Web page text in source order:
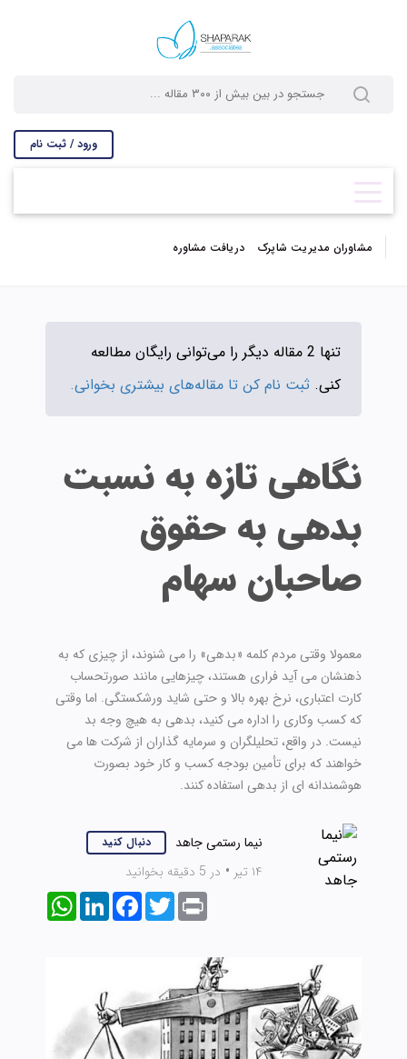
ورود / ثبت نام
مشاوران مدیریت شاپرک دریافت مشاوره
تنها 2 مقاله دیگر را می‌توانی رایگان مطالعه
کنی. ثبت نام کن تا مقاله‌های بیشتری بخوانی.
نگاهی تازه به نسبت
بدهی به حقوق
صاحبان سهام
معمولا وقتی مردم کلمه «بدهی» را می شنوند، از چیزی که به
ذهنشان می آید فراری هستند، چیزهایی مانند صورتحساب
کارت اعتباری، نرخ بهره بالا و حتی شاید ورشکستگی. اما وقتی
که کسب وکاری را اداره می کنید، بدهی به هیچ وجه بد
نیست. در واقع، تحلیلگران و سرمایه گذاران از شرکت ها می
خواهند که برای تأمین بودجه کسب و کار خود بصورت
هوشمندانه ای از بدهی استفاده کنند.
نیما رستمی جاهد دنبال کنید
۱۴ تیر • در 5 دقیقه بخوانید
WhatsAppLinkedInFacebookTwitterPrint